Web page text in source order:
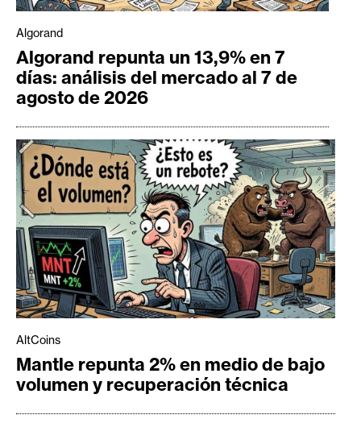
Algorand
Algorand repunta un 13,9% en 7
días: análisis del mercado al 7 de
agosto de 2026
AltCoins
Mantle repunta 2% en medio de bajo
volumen y recuperación técnica